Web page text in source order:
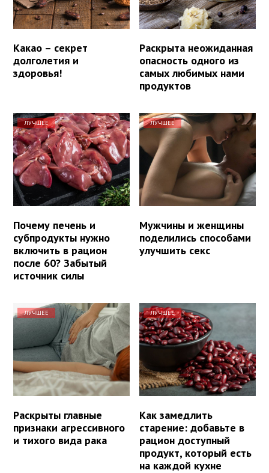
Какао – секрет
долголетия и
здоровья!
Раскрыта неожиданная
опасность одного из
самых любимых нами
продуктов
ЛУЧШЕЕ
Почему печень и
субпродукты нужно
включить в рацион
после 60? Забытый
источник силы
ЛУЧШЕЕ
Мужчины и женщины
поделились способами
улучшить секс
ЛУЧШЕЕ
Раскрыты главные
признаки агрессивного
и тихого вида рака
ЛУЧШЕЕ
Как замедлить
старение: добавьте в
рацион доступный
продукт, который есть
на каждой кухне